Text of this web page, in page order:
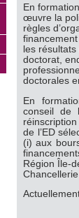
En
œuvre la
règles
les
doctorat,
doctorales
En
conseil de
de l’ED
(i) aux
Région Île-